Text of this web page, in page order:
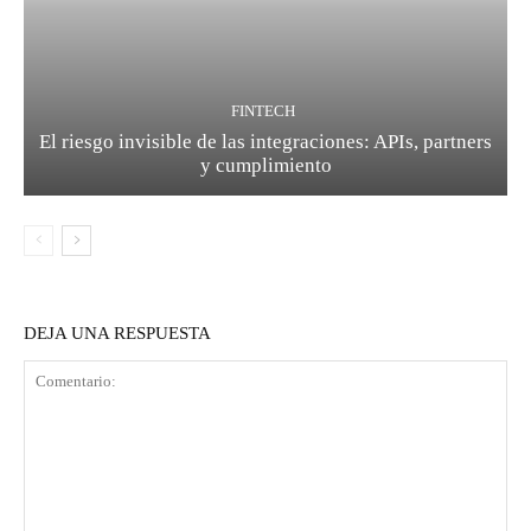
FINTECH
El riesgo invisible de las integraciones: APIs, partners
y cumplimiento
DEJA UNA RESPUESTA